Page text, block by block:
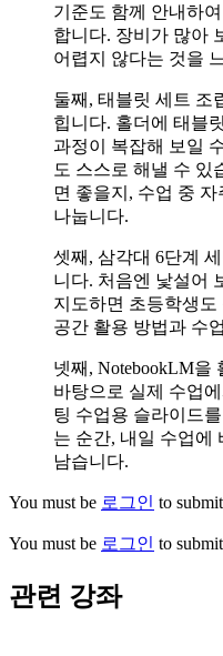
기준도 함께 안내하
합니다. 장비가 많아
어렵지 않다는 것을
둘째, 태블릿 세트 조
힙니다. 홀더에 태블
과정이 복잡해 보일
도 스스로 해낼 수 있
면 좋을지, 수업 중
나눕니다.
셋째, 삼각대 6단계
니다. 처음엔 낯설어
지도하면 초등학생
공간 활용 방법과 수
넷째, NotebookLM을
바탕으로 실제 수업
팅 수업용 슬라이드
는 순간, 내일 수업에
남습니다.
You must be 로그인 to
You must be 로그인 to
관련 강좌